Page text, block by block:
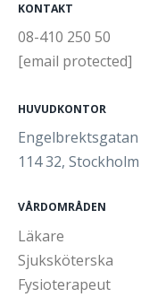
KONTAKT
08-410 250 50
[email protected]
HUVUDKONTOR
Engelbrektsgatan
114 32, Stockholm
VÅRDOMRÅDEN
Läkare
Sjuksköterska
Fysioterapeut